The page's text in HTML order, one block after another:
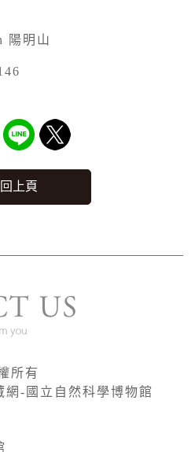
陽明山
回上頁
所有
網-國立自然科學博物館